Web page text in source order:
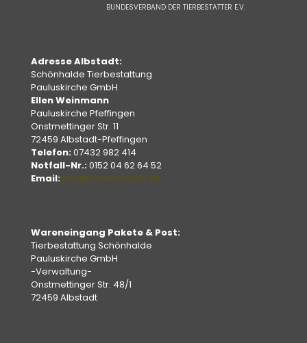
BUNDESVERBAND DER TIERBESTATTER E.V.
Adresse Albstadt:
Schönhalde Tierbestattung
Pauluskirche GmbH
Ellen Weinmann
Pauluskirche Pfeffingen
Onstmettinger Str. 11
72459 Albstadt-Pfeffingen
Telefon: 07432 982 414
Notfall-Nr.: 0152 04 62 64 52
Email: info@schoenhalde.de
Wareneingang Pakete & Post:
Tierbestattung Schönhalde
Pauluskirche GmbH
-Verwaltung-
Onstmettinger Str. 48/1
72459 Albstadt